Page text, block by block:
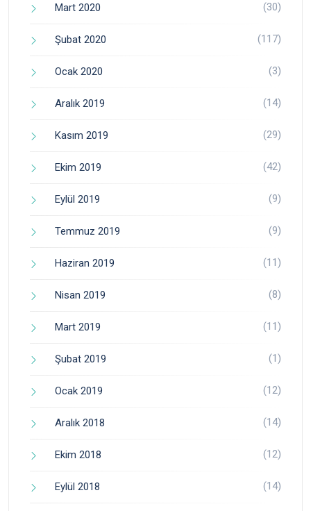
Mart 2020 (30)
Şubat 2020 (117)
Ocak 2020 (3)
Aralık 2019 (14)
Kasım 2019 (29)
Ekim 2019 (42)
Eylül 2019 (9)
Temmuz 2019 (9)
Haziran 2019 (11)
Nisan 2019 (8)
Mart 2019 (11)
Şubat 2019 (1)
Ocak 2019 (12)
Aralık 2018 (14)
Ekim 2018 (12)
Eylül 2018 (14)